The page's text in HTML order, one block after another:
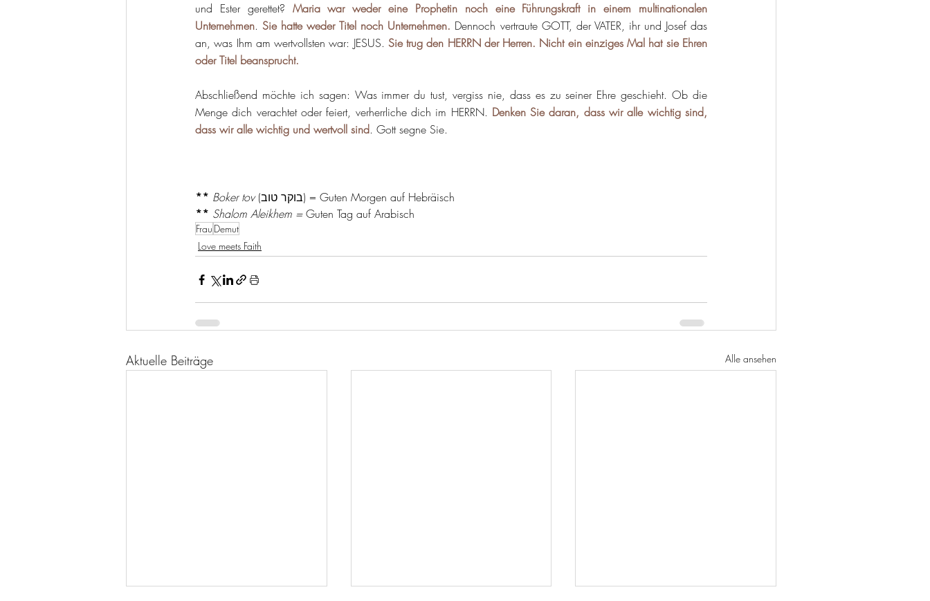
und Ester gerettet? Maria war weder eine Prophetin noch eine Führungskraft in einem multinationalen
Unternehmen. Sie hatte weder Titel noch Unternehmen. Dennoch vertraute GOTT, der VATER, ihr und Josef das
an, was Ihm am wertvollsten war: JESUS. Sie trug den HERRN der Herren. Nicht ein einziges Mal hat sie Ehren
oder Titel beansprucht.
Abschließend möchte ich sagen: Was immer du tust, vergiss nie, dass es zu seiner Ehre geschieht. Ob die
Menge dich verachtet oder feiert, verherrliche dich im HERRN. Denken Sie daran, dass wir alle wichtig sind,
dass wir alle wichtig und wertvoll sind. Gott segne Sie.
** Boker tov
(בוקר טוב) = Guten Morgen auf Hebräisch
** Shalom Aleikhem = Guten Tag auf Arabisch
Frau Demut
Love meets Faith
Aktuelle Beiträge Alle ansehen